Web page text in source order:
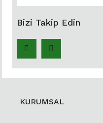
Bizi Takip Edin
KURUMSAL